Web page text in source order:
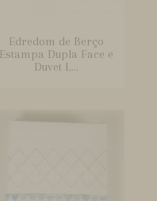
Edredom de Berço
Estampa Dupla Face e
Duvet L...